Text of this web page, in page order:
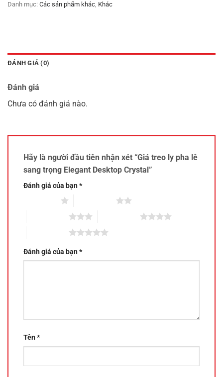
Danh mục: Các sản phẩm khác, Khác
ĐÁNH GIÁ (0)
Đánh giá
Chưa có đánh giá nào.
Hãy là người đầu tiên nhận xét “Giá treo ly pha lê
sang trọng Elegant Desktop Crystal”
Đánh giá của bạn*
Đánh giá của bạn*
Tên*